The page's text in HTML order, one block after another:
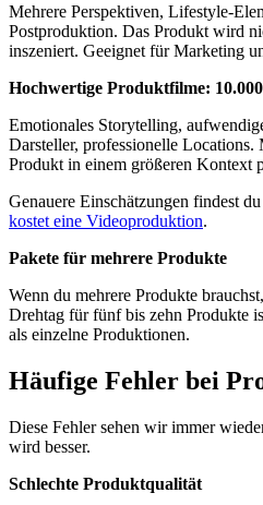
Mehrere Perspektiven, Lifestyle-
Postproduktion. Das Produkt wird
inszeniert. Geeignet für Marketing
Hochwertige Produktfilme:
Emotionales Storytelling,
Darsteller, professionelle
Produkt in einem größeren Kontext
Genauere Einschätzungen findest
kostet eine Videoproduktion.
Pakete für mehrere Produkte
Wenn du mehrere Produkte
Drehtag für fünf bis zehn Produkte
als einzelne Produktionen.
Häufige Fehler bei
Diese Fehler sehen wir immer
wird besser.
Schlechte Produktqualität